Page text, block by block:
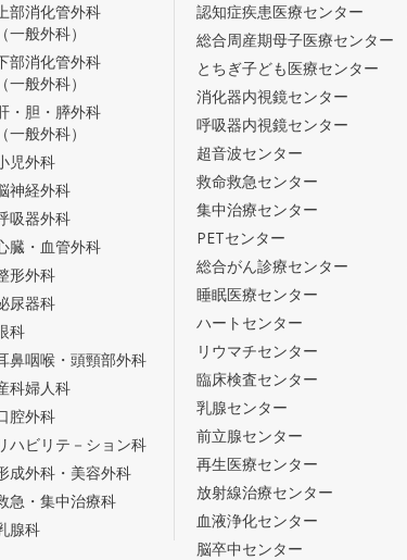
部消化管外科
（一般外科）
部消化管外科
（一般外科）
・胆・膵外科
（一般外科）
児外科
神経外科
吸器外科
臓・血管外科
形外科
尿器科
科
鼻咽喉・頭頸部外科
科婦人科
腔外科
ハビリテ－ション科
成外科・美容外科
急・集中治療科
腺科
認知症疾患医療センター
総合周産期母子医療センター
とちぎ子ども医療センター
消化器内視鏡センター
呼吸器内視鏡センター
超音波センター
救命救急センター
集中治療センター
PETセンター
総合がん診療センター
睡眠医療センター
ハートセンター
リウマチセンター
臨床検査センター
乳腺センター
前立腺センター
再生医療センター
放射線治療センター
血液浄化センター
脳卒中センター